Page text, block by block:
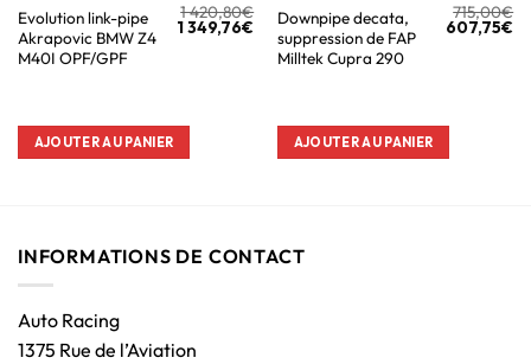
Evolution link-pipe
Akrapovic BMW Z4
M40I OPF/GPF
1 420,80€
1 349,76€
AJOUTER AU PANIER
Downpipe decata,
suppression de FAP
Milltek Cupra 290
715,00€
607,75€
AJOUTER AU PANIER
INFORMATIONS DE CONTACT
Auto Racing
1375 Rue de l’Aviation